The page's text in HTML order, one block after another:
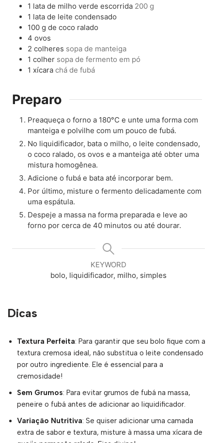
1 lata de milho verde escorrida 200 g
1 lata de leite condensado
100 g de coco ralado
4 ovos
2 colheres sopa de manteiga
1 colher sopa de fermento em pó
1 xícara chá de fubá
Preparo
Preaqueça o forno a 180°C e unte uma forma com
manteiga e polvilhe com um pouco de fubá.
No liquidificador, bata o milho, o leite condensado,
o coco ralado, os ovos e a manteiga até obter uma
mistura homogênea.
Adicione o fubá e bata até incorporar bem.
Por último, misture o fermento delicadamente com
uma espátula.
Despeje a massa na forma preparada e leve ao
forno por cerca de 40 minutos ou até dourar.
KEYWORD
bolo, liquidificador, milho, simples
Dicas
Textura Perfeita: Para garantir que seu bolo fique com a
textura cremosa ideal, não substitua o leite condensado
por outro ingrediente. Ele é essencial para a
cremosidade!
Sem Grumos: Para evitar grumos de fubá na massa,
peneire o fubá antes de adicionar ao liquidificador.
Variação Nutritiva: Se quiser adicionar uma camada
extra de sabor e textura, misture à massa uma xícara de